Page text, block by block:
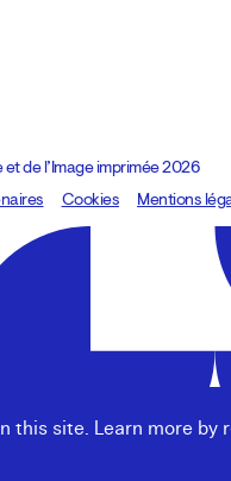
this site. Learn more by
de l’Image imprimée 2026
, code:8080.studio
Cookies Mentions